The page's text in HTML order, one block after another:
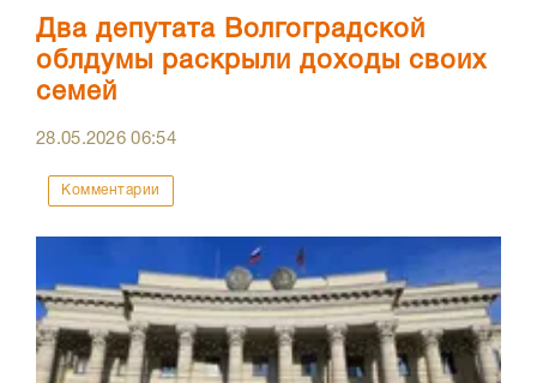
Два депутата Волгоградской
облдумы раскрыли доходы своих
семей
28.05.202606:54
Комментарии